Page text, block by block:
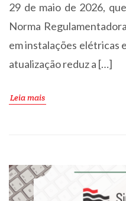
29 de maio de 2026,
Norma
em instalações elétricas
atualização reduz a […]
Leia mais